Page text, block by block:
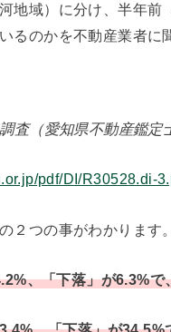
地域）に分け、半年
るのかを不動産業者に
査（愛知県不動産鑑定
pdf/DI/R30528.di-
２つの事がわかります。
、「下落」が6.3%で